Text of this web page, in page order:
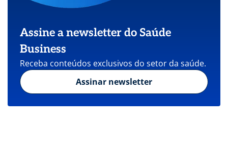
Assine a newsletter do Saúde
Business
Receba conteúdos exclusivos do setor da saúde.
Assinar newsletter